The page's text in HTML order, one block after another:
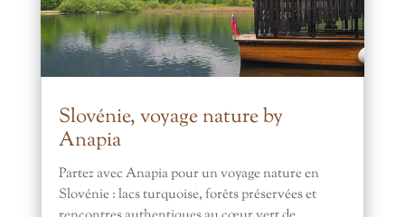
Slovénie, voyage nature by
Anapia
Partez avec Anapia pour un voyage nature en
Slovénie : lacs turquoise, forêts préservées et